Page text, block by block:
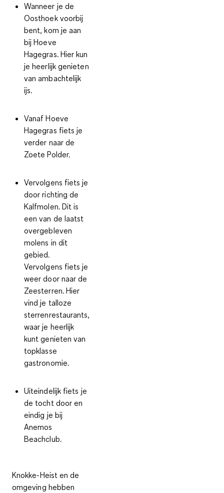
Wanneer je de
Oosthoek voorbij
bent, kom je aan
bij Hoeve
Hagegras. Hier kun
je heerlijk genieten
van ambachtelijk
ijs.
Vanaf Hoeve
Hagegras fiets je
verder naar de
Zoete Polder.
Vervolgens fiets je
door richting de
Kalfmolen. Dit is
een van de laatst
overgebleven
molens in dit
gebied.
Vervolgens fiets je
weer door naar de
Zeesterren. Hier
vind je talloze
sterrenrestaurants,
waar je heerlijk
kunt genieten van
topklasse
gastronomie.
Uiteindelijk fiets je
de tocht door en
eindig je bij
Anemos
Beachclub.
Knokke-Heist en de
omgeving hebben